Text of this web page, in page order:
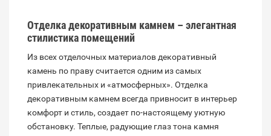
Отделка декоративным камнем – элегантная
стилистика помещений
Из всех отделочных материалов декоративный
камень по праву считается одним из самых
привлекательных и «атмосферных». Отделка
декоративным камнем всегда привносит в интерьер
комфорт и стиль, создает по-настоящему уютную
обстановку. Теплые, радующие глаз тона камня